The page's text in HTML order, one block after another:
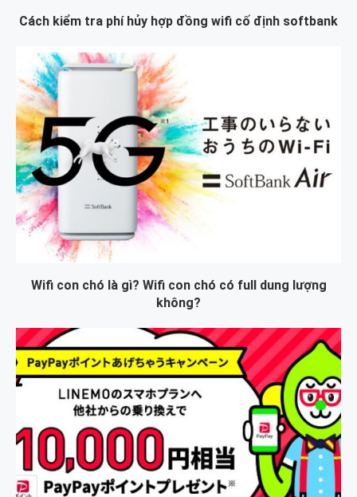
Cách kiểm tra phí hủy hợp đồng wifi cố định softbank
Wifi con chó là gì? Wifi con chó có full dung lượng
không?